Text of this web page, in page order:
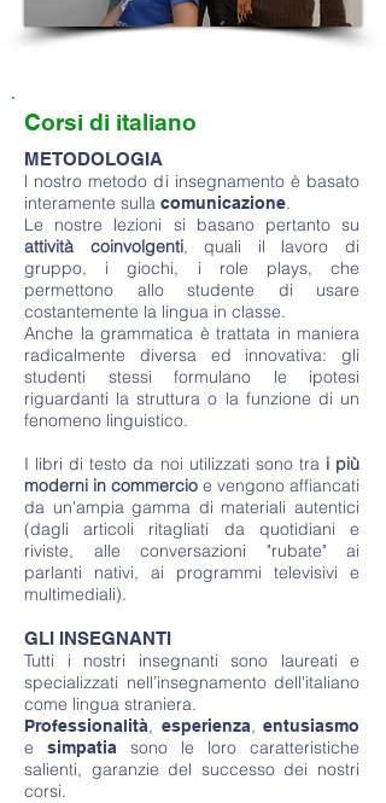
Corsi di italiano
METODOLOGIA
l nostro metodo di insegnamento è basato
interamente sulla comunicazione.
Le nostre lezioni si basano pertanto su
attività coinvolgenti, quali il lavoro di
gruppo, i giochi, i role plays, che
permettono allo studente di usare
costantemente la lingua in classe.
Anche la grammatica è trattata in maniera
radicalmente diversa ed innovativa: gli
studenti stessi formulano le ipotesi
riguardanti la struttura o la funzione di un
fenomeno linguistico.
I libri di testo da noi utilizzati sono tra i più
moderni in commercio e vengono affiancati
da un'ampia gamma di materiali autentici
(dagli articoli ritagliati da quotidiani e
riviste, alle conversazioni "rubate" ai
parlanti nativi, ai programmi televisivi e
multimediali).
GLI INSEGNANTI
Tutti i nostri insegnanti sono laureati e
specializzati nell’insegnamento dell'italiano
come lingua straniera.
Professionalità, esperienza, entusiasmo
e simpatia
sono le loro caratteristiche
salienti, garanzie del successo dei nostri
corsi.